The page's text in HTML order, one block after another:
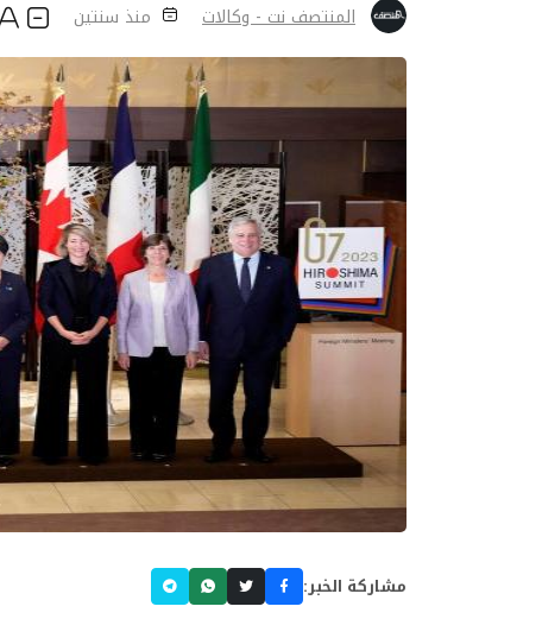
المنتصف نت - وكالات منذ سنتين
مشاركة الخبر: